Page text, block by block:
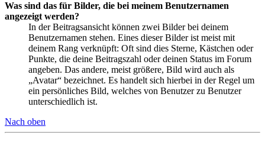
Was sind das für Bilder, die bei meinem Benutzernamen
angezeigt werden?
In der Beitragsansicht können zwei Bilder bei deinem
Benutzernamen stehen. Eines dieser Bilder ist meist mit
deinem Rang verknüpft: Oft sind dies Sterne, Kästchen oder
Punkte, die deine Beitragszahl oder deinen Status im Forum
angeben. Das andere, meist größere, Bild wird auch als
„Avatar“ bezeichnet. Es handelt sich hierbei in der Regel um
ein persönliches Bild, welches von Benutzer zu Benutzer
unterschiedlich ist.
Nach oben